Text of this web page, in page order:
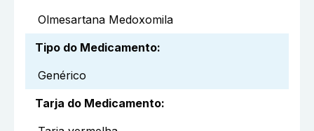
Olmesartana Medoxomila
Tipo do Medicamento:
Genérico
Tarja do Medicamento: